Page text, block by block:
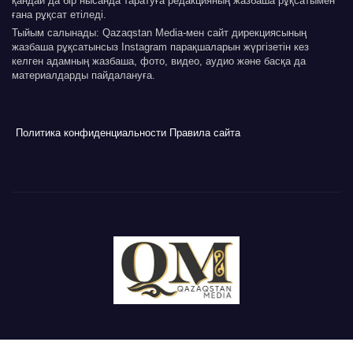
ғана рұқсат етіледі.
Тыйым салынады: Qazaqstan Media-мен сайт дирекциясының
жазбаша рұқсатынсыз Instagram парақшаларын жүргізетін кез
келген адамның жазбаша, фото, видео, аудио және басқа да
материалдарды пайдалануға.
Политика конфиденциальности Правила сайта